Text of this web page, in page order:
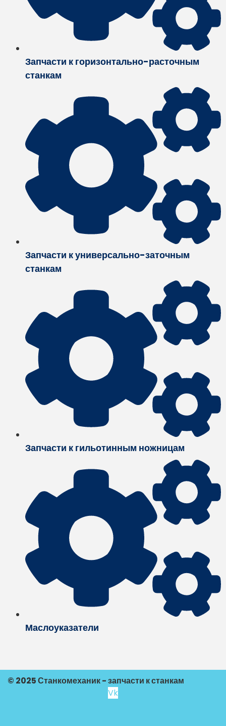
Запчасти к горизонтально-расточным
станкам
Запчасти к универсально-заточным
станкам
Запчасти к гильотинным ножницам
Маслоуказатели
© 2025 Станкомеханик - запчасти к станкам
Vk